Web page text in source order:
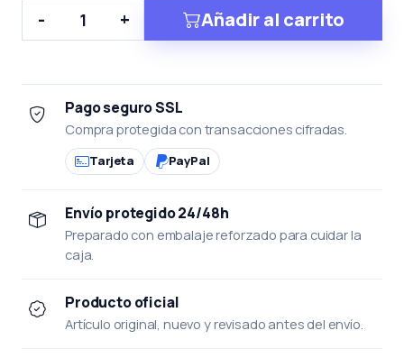
- + Añadir al carrito
Pago seguro SSL
Compra protegida con transacciones cifradas.
Tarjeta PayPal
Envío protegido 24/48h
Preparado con embalaje reforzado para cuidar la
caja.
Producto oficial
Artículo original, nuevo y revisado antes del envío.